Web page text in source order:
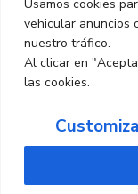
Usamos cookies
vehicular anuncios
nuestro tráfico.
Al clicar en
las cookies.
Español